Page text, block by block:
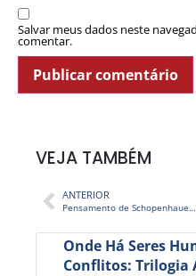
Salvar meus dados neste
comentar.
VEJA TAMBÉM
ANTERIOR
Pensamento de Schopenhauer e Freud – TV STOP 93
Onde Há Seres
Conflitos: Trilogia